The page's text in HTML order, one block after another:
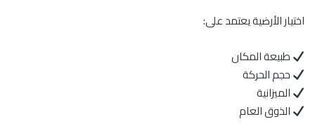
اختيار الأرضية يعتمد على:
طبيعة المكان
حجم الحركة
الميزانية
الذوق العام